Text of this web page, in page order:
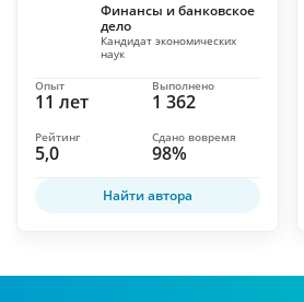
Финансы и банковское
дело
Кандидат экономических
наук
11 лет
Опыт
1 362
Выполнено
5,0
Рейтинг
98%
Сдано вовремя
Найти автора